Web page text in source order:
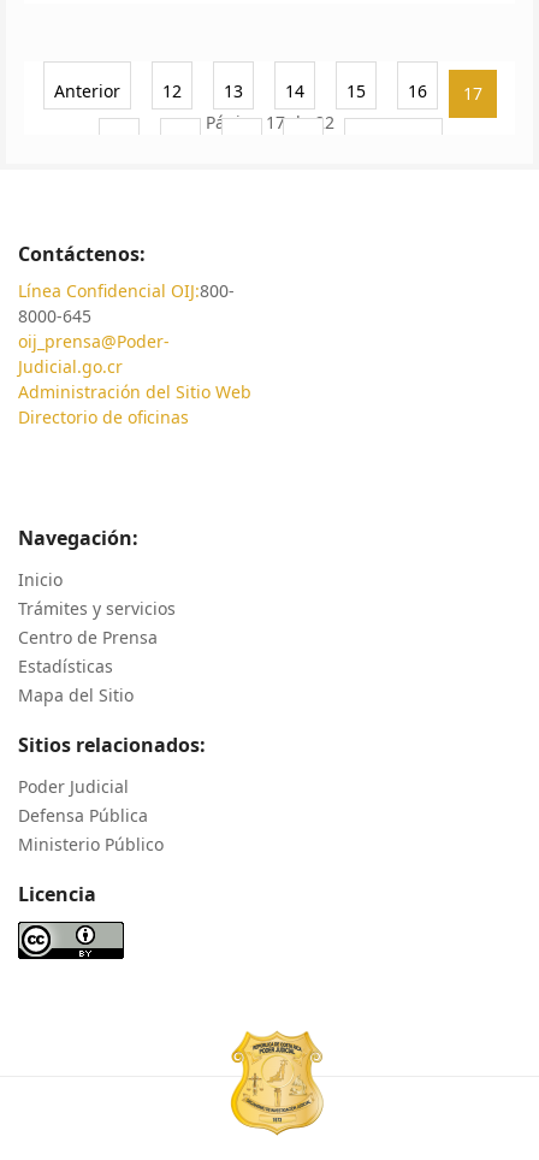
Anterior 12 13 14 15 16 17
Página 17 de 22
Contáctenos:
Línea Confidencial OIJ:800-
8000-645
oij_prensa@Poder-
Judicial.go.cr
Administración del Sitio Web
Directorio de oficinas
Navegación:
Inicio
Trámites y servicios
Centro de Prensa
Estadísticas
Mapa del Sitio
Sitios relacionados:
Poder Judicial
Defensa Pública
Ministerio Público
Licencia